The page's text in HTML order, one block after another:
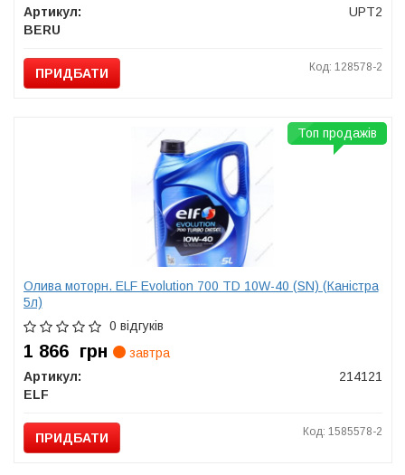
Артикул:
UPT2
BERU
ПРИДБАТИ Код: 128578-2
Олива моторн. ELF Evolution 700 TD 10W-40 (SN) (Каністра
5л)
0 відгуків
1 866 грн
завтра
Артикул:
214121
ELF
ПРИДБАТИ Код: 1585578-2
Топ продажів